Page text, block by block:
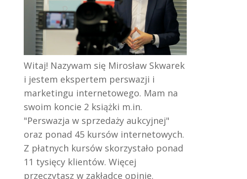
Witaj! Nazywam się Mirosław Skwarek
i jestem ekspertem perswazji i
marketingu internetowego. Mam na
swoim koncie 2 książki m.in.
"Perswazja w sprzedaży aukcyjnej"
oraz ponad 45 kursów internetowych.
Z płatnych kursów skorzystało ponad
11 tysięcy klientów. Więcej
przeczytasz w zakładce opinie.